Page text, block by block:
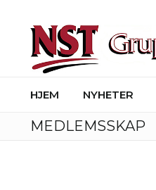
HJEM NYHETER
MEDLEMSSKAP